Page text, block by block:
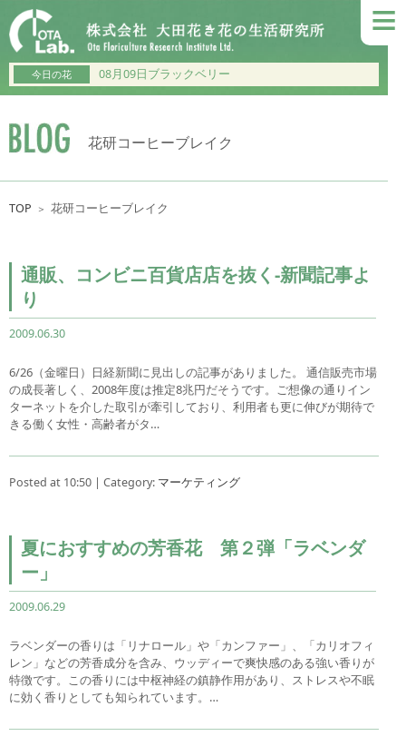
≡
今日の花 08月09日ブラックベリー
花研コーヒーブレイク
TOP ＞ 花研コーヒーブレイク
通販、コンビニ百貨店店を抜く-新聞記事よ
り
2009.06.30
6/26（金曜日）日経新聞に見出しの記事がありました。 通信販売市場
の成長著しく、2008年度は推定8兆円だそうです。ご想像の通りイン
ターネットを介した取引が牽引しており、利用者も更に伸びが期待で
きる働く女性・高齢者がタ…
Posted at 10:50 | Category: マーケティング
夏におすすめの芳香花 第２弾「ラベンダ
ー」
2009.06.29
ラベンダーの香りは「リナロール」や「カンファー」、「カリオフィ
レン」などの芳香成分を含み、ウッディーで爽快感のある強い香りが
特徴です。この香りには中枢神経の鎮静作用があり、ストレスや不眠
に効く香りとしても知られています。…